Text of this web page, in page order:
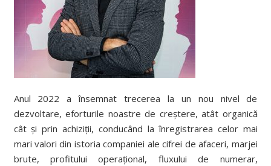
Anul 2022 a însemnat trecerea la un nou nivel de
dezvoltare, eforturile noastre de creștere, atât organică
cât și prin achiziții, conducând la înregistrarea celor mai
mari valori din istoria companiei ale cifrei de afaceri, marjei
brute, profitului operațional, fluxului de numerar,